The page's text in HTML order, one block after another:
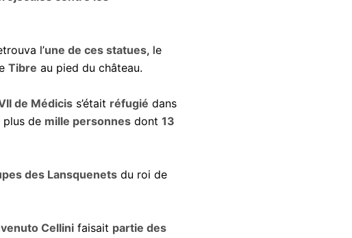
l’une de ces statues, le
Tibre au pied du château.
de Médicis s’était réfugié dans
plus de mille personnes dont13
des Lansquenetsdu roi de
Cellini faisait partie des